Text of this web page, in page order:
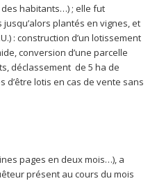
habitants…) ; elle fut
plantés en vignes, et
: construction d’un lotissement
conversion d’une parcelle
déclassement de 5 ha de
lotis en cas de vente sans
pages en deux mois…), a
présent au cours du mois